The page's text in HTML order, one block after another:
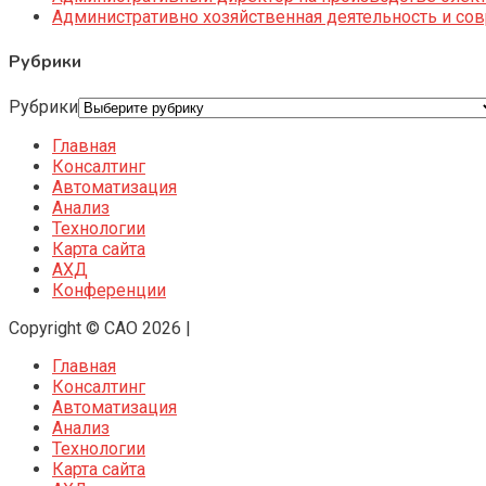
Административно хозяйственная деятельность и
Рубрики
Рубрики
Главная
Консалтинг
Автоматизация
Анализ
Технологии
Карта сайта
АХД
Конференции
Copyright © CAO 2026
Главная
Консалтинг
Автоматизация
Анализ
Технологии
Карта сайта